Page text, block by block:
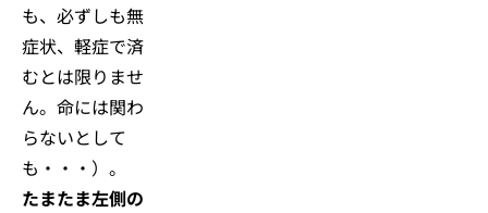
も、必ずしも無
症状、軽症で済
むとは限りませ
ん。命には関わ
らないとして
も・・・）。
たまたま左側の